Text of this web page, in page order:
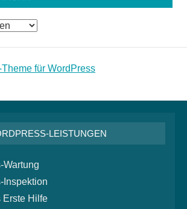
LEISTUNGEN
Wartung
Inspektion
Erste Hilfe